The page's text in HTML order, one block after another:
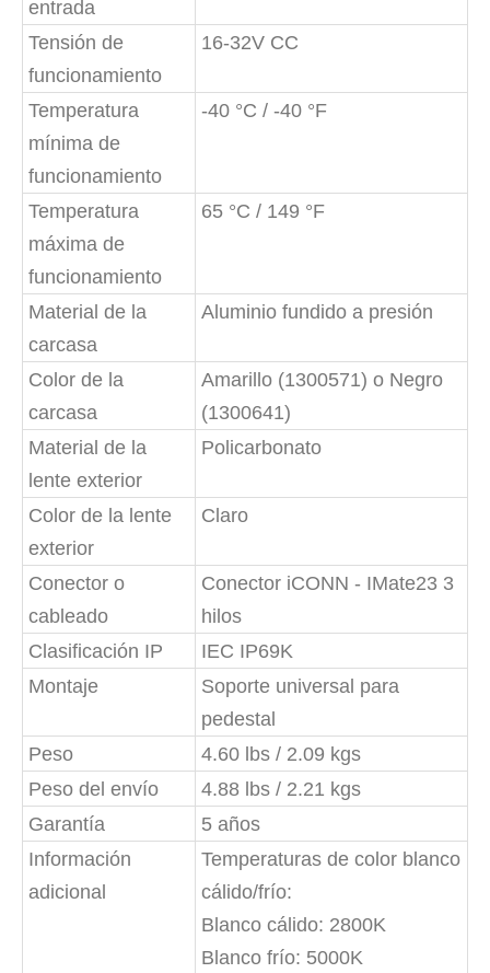
entrada
Tensión de
funcionamiento
16-32V CC
Temperatura
mínima de
funcionamiento
-40 °C / -40 °F
Temperatura
máxima de
funcionamiento
65 °C / 149 °F
Material de la
carcasa
Aluminio fundido a presión
Color de la
carcasa
Amarillo (1300571) o Negro
(1300641)
Material de la
lente exterior
Policarbonato
Color de la lente
exterior
Claro
Conector o
cableado
Conector iCONN - IMate23 3
hilos
Clasificación IP
IEC IP69K
Montaje
Soporte universal para
pedestal
Peso
4.60 lbs / 2.09 kgs
Peso del envío
4.88 lbs / 2.21 kgs
Garantía
5 años
Información
adicional
Temperaturas de color blanco
cálido/frío:
Blanco cálido: 2800K
Blanco frío: 5000K